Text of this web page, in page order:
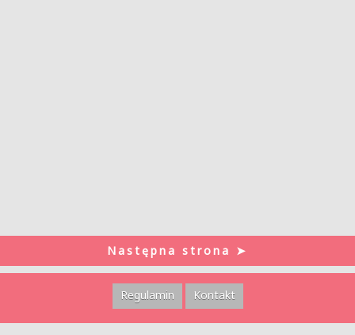
Następna strona ➤
Regulamin Kontakt